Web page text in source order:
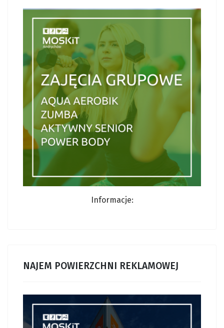
Informacje:
NAJEM POWIERZCHNI REKLAMOWEJ